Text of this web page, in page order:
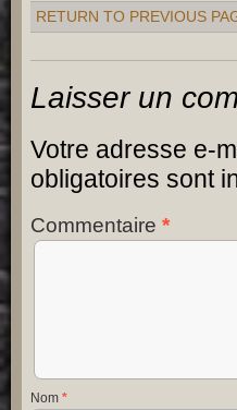
RETURN TO PREVIOUS
Laisser un
Votre adresse e-
obligatoires sont
Commentaire *
Nom *